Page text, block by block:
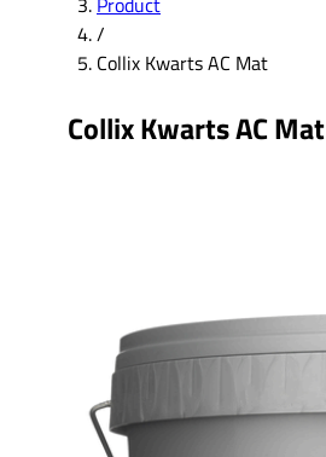
/
Collix Kwarts AC Mat
Collix Kwarts AC Mat